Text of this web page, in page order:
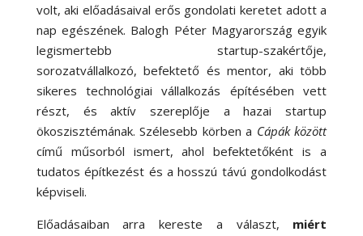
volt, aki előadásaival erős gondolati keretet adott a
nap egészének. Balogh Péter Magyarország egyik
legismertebb startup-szakértője,
sorozatvállalkozó, befektető és mentor, aki több
sikeres technológiai vállalkozás építésében vett
részt, és aktív szereplője a hazai startup
ökoszisztémának. Szélesebb körben a Cápák között
című műsorból ismert, ahol befektetőként is a
tudatos építkezést és a hosszú távú gondolkodást
képviseli.
Előadásaiban arra kereste a választ, miért